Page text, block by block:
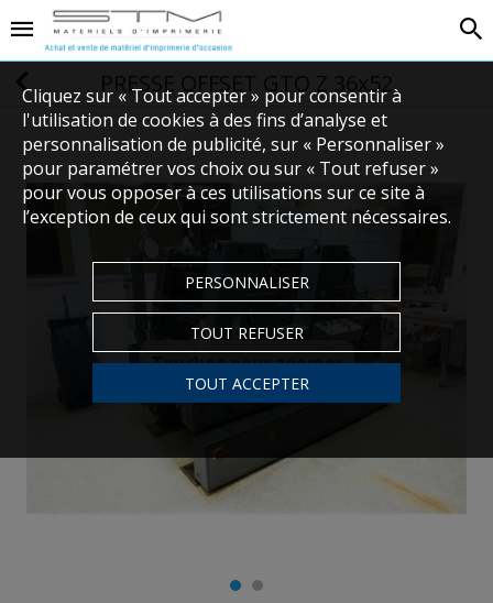
PRESSE OFFSET GTO Z 36x52
Touchez pour zoomer
Cliquez sur « Tout accepter » pour consentir à
l'utilisation de cookies à des fins d’analyse et
personnalisation de publicité, sur « Personnaliser »
pour paramétrer vos choix ou sur « Tout refuser »
pour vous opposer à ces utilisations sur ce site à
l’exception de ceux qui sont strictement nécessaires.
PERSONNALISER
TOUT REFUSER
TOUT ACCEPTER